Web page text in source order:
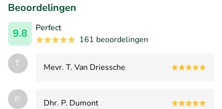
Beoordelingen
9.8
Perfect
161 beoordelingen
T. Mevr. T. Van Driessche
P.
Dhr. P. Dumont